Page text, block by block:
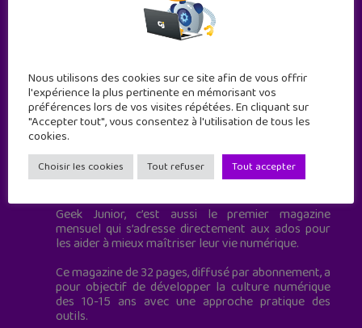
Geek Junior est le premier site de culture numérique
à destination des adolescents.
Geek Junior, c’est aussi le premier magazine
mensuel qui s’adresse directement aux ados pour
les aider à mieux maîtriser leur vie numérique.
Ce magazine de 32 pages, diffusé par abonnement, a
pour objectif de développer la culture numérique
des 10-15 ans avec une approche pratique des
outils.
Nous utilisons des cookies sur ce site afin de vous offrir
l'expérience la plus pertinente en mémorisant vos
préférences lors de vos visites répétées. En cliquant sur
"Accepter tout", vous consentez à l'utilisation de tous les
cookies.
Choisir les cookies Tout refuser Tout accepter